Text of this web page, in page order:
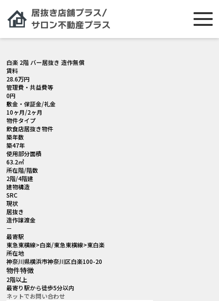
白楽 2階 バー居抜き 造作無償
賃料
28.6万円
管理費・共益費等
0円
敷金・保証金/礼金
10ヶ月/2ヶ月
物件タイプ
飲食店居抜き物件
築年数
築47年
使用部分面積
63.2㎡
所在階/階数
2階/4階建
建物構造
SRC
現状
居抜き
造作譲渡金
－
最寄駅
東急東横線>白楽/東急東横線>東白楽
所在地
神奈川県横浜市神奈川区白楽100-20
物件特徴
2階以上
最寄り駅から徒歩5分以内
ネットでお問い合わせ